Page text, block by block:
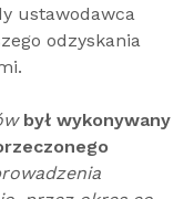
ustawodawca
odzyskania
był wykonywany